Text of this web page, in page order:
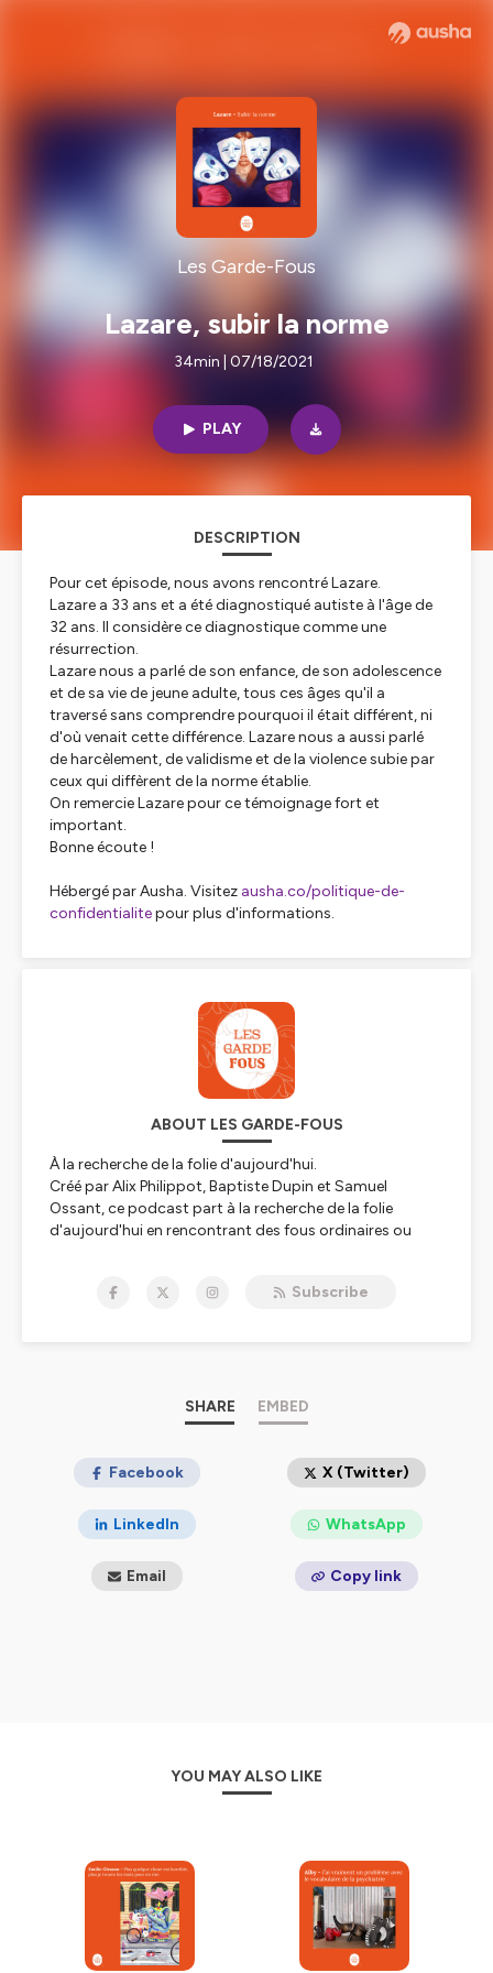
Les Garde-Fous
Lazare, subir la norme
34min | 07/18/2021
PLAY
DESCRIPTION
Pour cet épisode, nous avons rencontré Lazare.
Lazare a 33 ans et a été diagnostiqué autiste à l'âge de
32 ans. Il considère ce diagnostique comme une
résurrection.
Lazare nous a parlé de son enfance, de son adolescence
et de sa vie de jeune adulte, tous ces âges qu'il a
traversé sans comprendre pourquoi il était différent, ni
d'où venait cette différence. Lazare nous a aussi parlé
de harcèlement, de validisme et de la violence subie par
ceux qui diffèrent de la norme établie.
On remercie Lazare pour ce témoignage fort et
important.
Bonne écoute !
Hébergé par Ausha. Visitez ausha.co/politique-de-
confidentialitepour plus d'informations.
ABOUT LES GARDE-FOUS
À la recherche de la folie d'aujourd'hui.
Créé par Alix Philippot, Baptiste Dupin et Samuel
Ossant, ce podcast part à la recherche de la folie
d'aujourd'hui en rencontrant des fous ordinaires ou
déstigmatise la folie en rendant la parole de tous ces
www.instagram.com/lesgardefous/
Nous contacter : lesgardefouspodcast@gmail.com
Hébergé par Ausha. Visitez
ausha.co/politique-de-
confidentialitepour plus d'informations.
Subscribe
SHARE EMBED
Facebook X (Twitter)
LinkedIn WhatsApp
Email Copy link
YOU MAY ALSO LIKE